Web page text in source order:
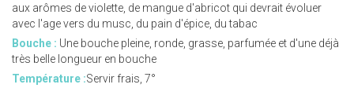
aux arômes de violette, de mangue d'abricot qui devrait évoluer
avec l'age vers du musc, du pain d'épice, du tabac
Bouche : Une bouche pleine, ronde, grasse, parfumée et d'une déjà
très belle longueur en bouche
Température :Servir frais, 7°